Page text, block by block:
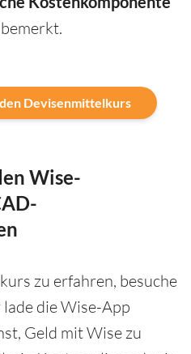
Devisenmittelkurs
Wise-
zu erfahren, besuche
die Wise-App
Geld mit Wise zu